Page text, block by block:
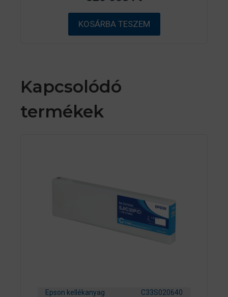
b
ő
l
KOSÁRBA TESZEM
Kapcsolódó
termékek
Epson kellékanyag C33S020640